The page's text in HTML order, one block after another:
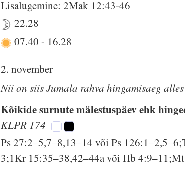
Lisalugemine: 2Mak 12:43-46
22.28
07.40- 16.28
2. november
Nii on siis Jumala rahva hingamisaeg
Kõikide surnute mälestuspäev ehk
KLPR 174
Ps 27:2–5,7–8,13–14 või Ps
3;1Kr 15:35–38,42–44a või Hb